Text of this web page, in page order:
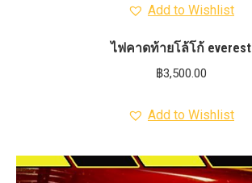
Add to Wishlist
ไฟคาดท้ายโล้โก้ everest
฿3,500.00
Add to Wishlist